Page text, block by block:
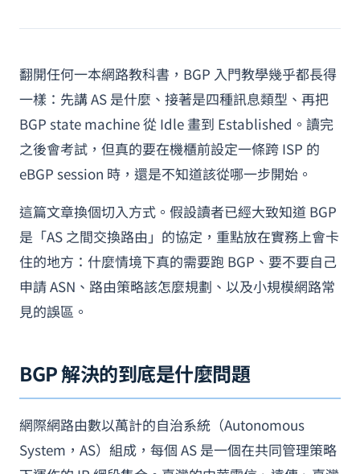
翻開任何一本網路教科書，BGP 入門教學幾乎都長得
一樣：先講 AS 是什麼、接著是四種訊息類型、再把
BGP state machine 從 Idle 畫到 Established。讀完
之後會考試，但真的要在機櫃前設定一條跨 ISP 的
eBGP session 時，還是不知道該從哪一步開始。
這篇文章換個切入方式。假設讀者已經大致知道 BGP
是「AS 之間交換路由」的協定，重點放在實務上會卡
住的地方：什麼情境下真的需要跑 BGP、要不要自己
申請 ASN、路由策略該怎麼規劃、以及小規模網路常
見的誤區。
BGP 解決的到底是什麼問題
網際網路由數以萬計的自治系統（Autonomous
System，AS）組成，每個 AS 是一個在共同管理策略